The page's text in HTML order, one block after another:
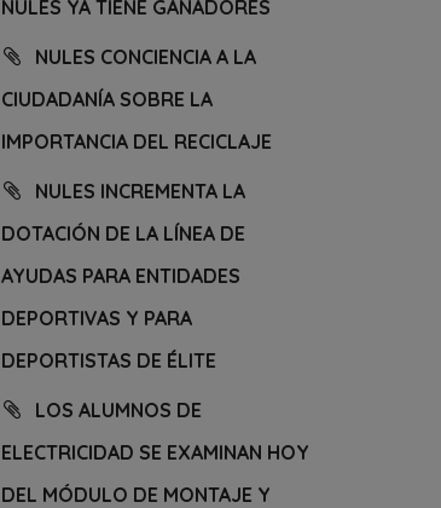
NULES YA TIENE GANADORES
NULES CONCIENCIA A LA
CIUDADANÍA SOBRE LA
IMPORTANCIA DEL RECICLAJE
NULES INCREMENTA LA
DOTACIÓN DE LA LÍNEA DE
AYUDAS PARA ENTIDADES
DEPORTIVAS Y PARA
DEPORTISTAS DE ÉLITE
LOS ALUMNOS DE
ELECTRICIDAD SE EXAMINAN HOY
DEL MÓDULO DE MONTAJE Y